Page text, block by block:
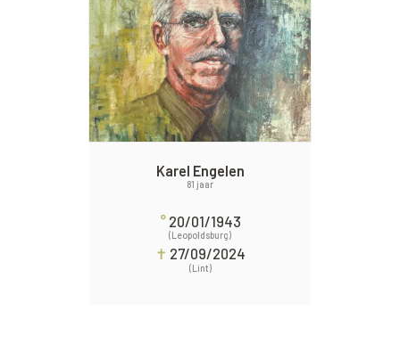
Karel Engelen
81 jaar
° 20/01/1943
(Leopoldsburg)
✝ 27/09/2024
(Lint)